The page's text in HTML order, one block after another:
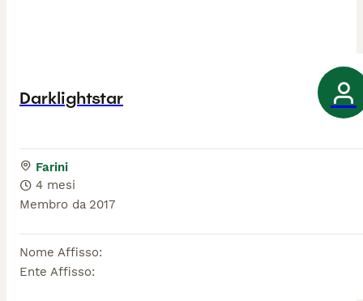
Darklightstar
Farini
4 mesi
Membro da 2017
Nome Affisso:
Ente Affisso: